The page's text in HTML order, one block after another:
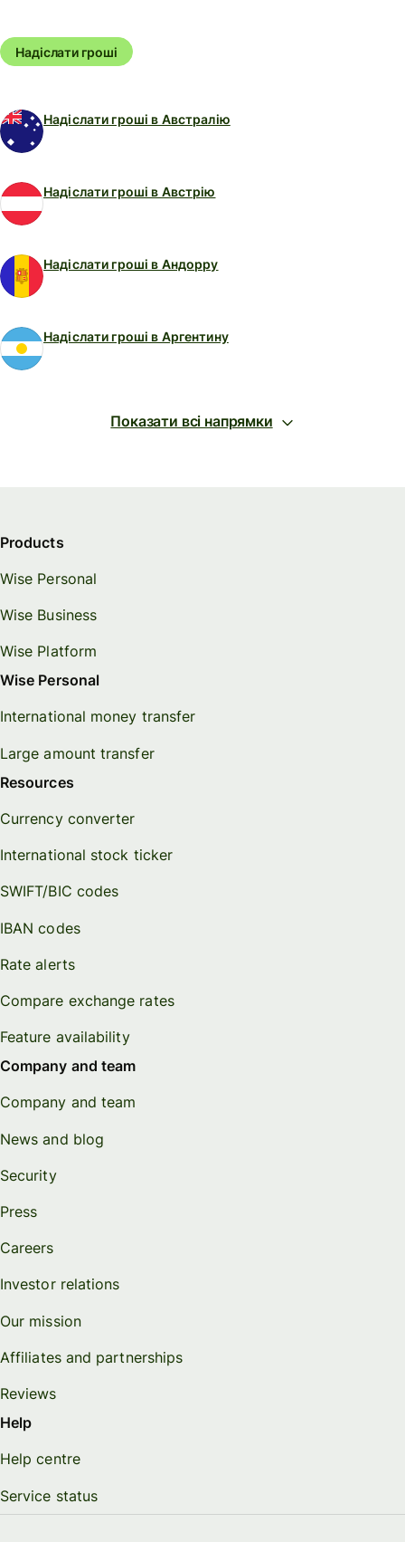
Надіслати гроші
Надіслати гроші в Австралію
Надіслати гроші в Австрію
Надіслати гроші в Андорру
Надіслати гроші в Аргентину
Показати всі напрямки
Products
Wise Personal
Wise Business
Wise Platform
Wise Personal
International money transfer
Large amount transfer
Resources
Currency converter
International stock ticker
SWIFT/BIC codes
IBAN codes
Rate alerts
Compare exchange rates
Feature availability
Company and team
Company and team
News and blog
Security
Press
Careers
Investor relations
Our mission
Affiliates and partnerships
Reviews
Help
Help centre
Service status